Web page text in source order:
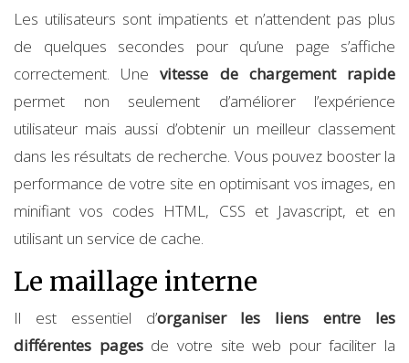
Les utilisateurs sont impatients et n’attendent pas plus
de quelques secondes pour qu’une page s’affiche
correctement. Unevitesse de chargement rapide
permet non seulement d’améliorer l’expérience
utilisateur mais aussi d’obtenir un meilleur classement
dans les résultats de recherche. Vous pouvez booster la
performance de votre site en optimisant vos images, en
minifiant vos codes HTML, CSS et Javascript, et en
utilisant un service de cache.
Le maillage interne
Il est essentiel d’organiser les liens entre les
différentes pagesde votre site web pour faciliter la